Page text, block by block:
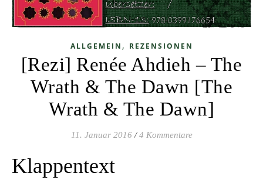
ALLGEMEIN , REZENSIONEN
[Rezi] Renée Ahdieh – The
Wrath & The Dawn [The
Wrath & The Dawn]
11. Januar 2016 / 4 Kommentare
Klappentext